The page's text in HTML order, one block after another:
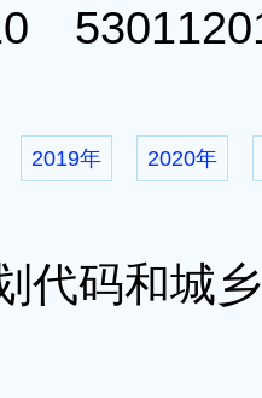
2019年 2020年
代码和城